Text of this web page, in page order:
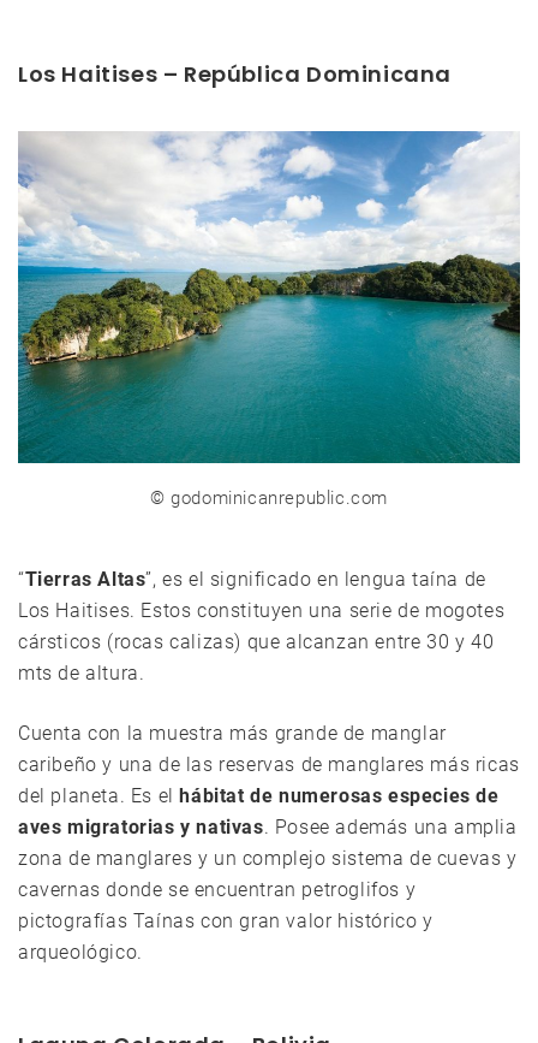
Los Haitises – República Dominicana
©godominicanrepublic.com
“Tierras Altas”, es el significado en lengua taína de
Los Haitises. Estos constituyen una serie de mogotes
cársticos (rocas calizas) que alcanzan entre 30 y 40
mts de altura.
Cuenta con la muestra más grande de manglar
caribeño y una de las reservas de manglares más ricas
del planeta. Es el
hábitat de numerosas especies de
aves migratorias y nativas. Posee además una amplia
zona de manglares y un complejo sistema de cuevas y
cavernas donde se encuentran petroglifos y
pictografías Taínas con gran valor histórico y
arqueológico.